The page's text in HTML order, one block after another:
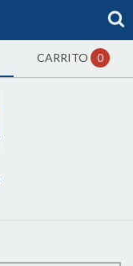
CARRITO 0